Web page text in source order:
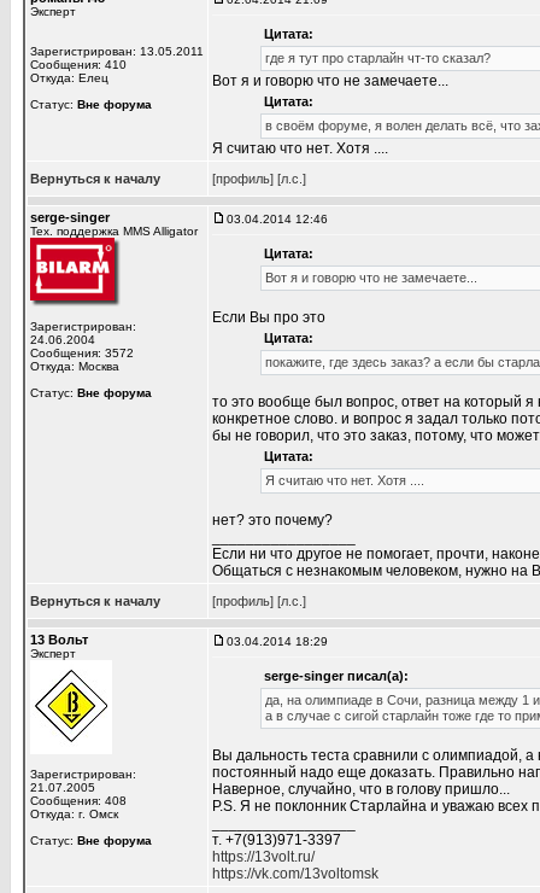
Эксперт
Зарегистрирован: 13.05.2011
Сообщения: 410
Откуда: Елец
Статус: Вне форума
Цитата:
где я тут про старлайн чт-то сказал?
Вот я и говорю что не замечаете...
Цитата:
в своём форуме, я волен делать всё, что
Я считаю что нет. Хотя ....
Вернуться к началу [профиль] [л.с.]
serge-singer
Тех. поддержка MMS Alligator
Зарегистрирован:
24.06.2004
Сообщения: 3572
Откуда: Москва
Статус: Вне форума
03.04.2014 12:46
Цитата:
Вот я и говорю что не замечаете...
Если Вы про это
Цитата:
покажите, где здесь заказ? а если бы
то это вообще был вопрос, ответ на который
конкретное слово. и вопрос я задал только
бы не говорил, что это заказ, потому, что
Цитата:
Я считаю что нет. Хотя ....
нет? это почему?
Если ни что другое не помогает, прочти,
Общаться с незнакомым человеком, нужно на
Вернуться к началу [профиль] [л.с.]
13 Вольт
Эксперт
Зарегистрирован:
21.07.2005
Сообщения: 408
Откуда: г. Омск
Статус: Вне форума
03.04.2014 18:29
serge-singer писал(а):
да, на олимпиаде в Сочи, разница между 1
а в случае с сигой старлайн тоже где то
Вы дальность теста сравнили с олимпиадой,
постоянный надо еще доказать. Правильно
Наверное, случайно, что в голову пришло...
P.S. Я не поклонник Старлайна и уважаю всех
т. +7(913)971-3397
https://13volt.ru/
https://vk.com/13voltomsk